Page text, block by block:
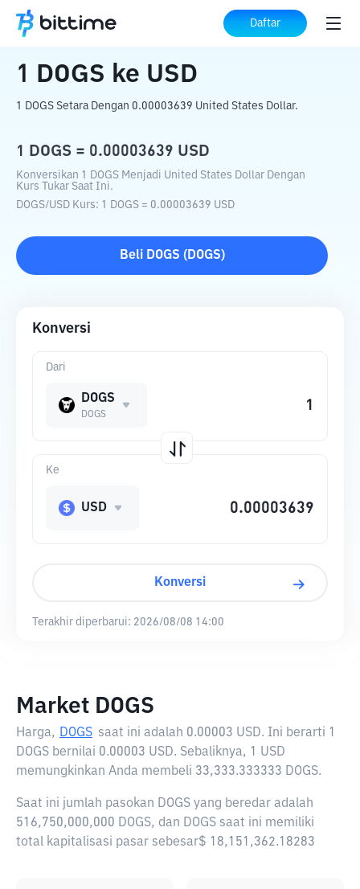
Daftar
Beranda Konverter Kripto USD
1 DOGS ke USD
1 DOGS Setara Dengan 0.00003639 United States Dollar.
1 DOGS = 0.00003639 USD
Konversikan 1 DOGS Menjadi United States Dollar Dengan
Kurs Tukar Saat Ini.
DOGS/USD Kurs: 1 DOGS = 0.00003639 USD
Beli DOGS ( DOGS)
Konversi
Dari
DOGS
DOGS
Ke
USD
Konversi
Terakhir diperbarui: 2026/08/08 14:00
Market DOGS
Harga, DOGS saat ini adalah 0.00003 USD. Ini berarti 1
DOGS bernilai 0.00003 USD. Sebaliknya, 1 USD
memungkinkan Anda membeli 33,333.333333 DOGS.
Saat ini jumlah pasokan DOGS yang beredar adalah
516,750,000,000 DOGS, dan DOGS saat ini memiliki
total kapitalisasi pasar sebesar$ 18,151,362.18283